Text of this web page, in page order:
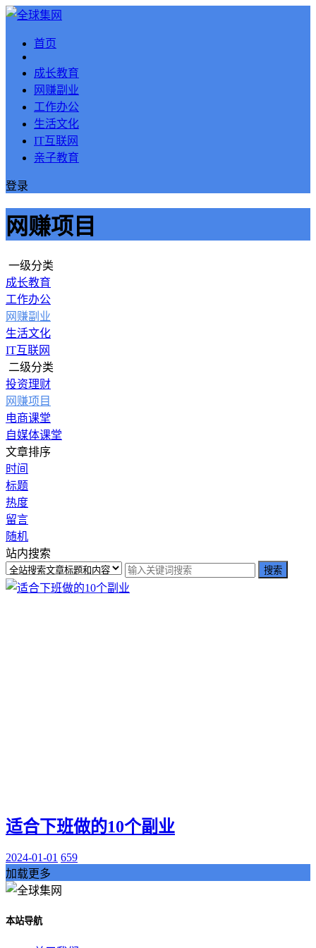
首页
成长教育
网赚副业
工作办公
生活文化
IT互联网
亲子教育
登录
网赚项目
一级分类
成长教育
工作办公
网赚副业
生活文化
IT互联网
二级分类
投资理财
网赚项目
电商课堂
自媒体课堂
文章排序
时间
标题
热度
留言
随机
站内搜索
适合下班做的10个副业
2024-01-01 659
加载更多
本站导航